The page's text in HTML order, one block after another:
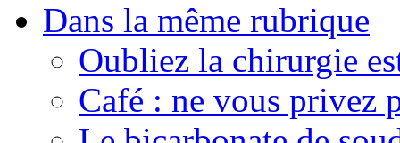
Dans la même rubrique
Oubliez la chirurgie
Café : ne vous privez